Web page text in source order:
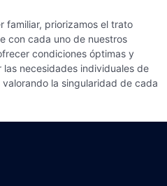
familiar, priorizamos el trato
con cada uno de nuestros
condiciones óptimas y
necesidades individuales de
la singularidad de cada